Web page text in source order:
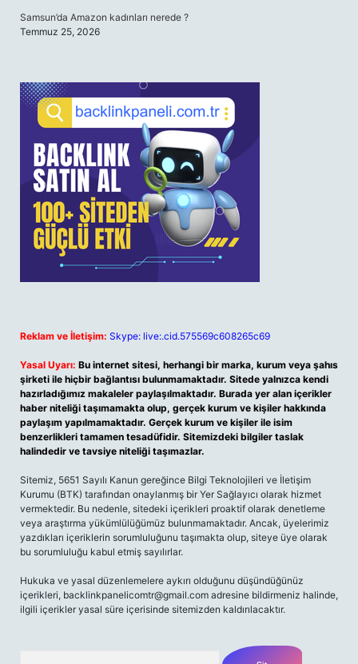
Samsun’da Amazon kadınları nerede ?
Temmuz 25, 2026
Reklam ve İletişim: Skype: live:.cid.575569c608265c69
Yasal Uyarı: Bu internet sitesi, herhangi bir marka, kurum veya şahıs
şirketi ile hiçbir bağlantısı bulunmamaktadır. Sitede yalnızca kendi
hazırladığımız makaleler paylaşılmaktadır. Burada yer alan içerikler
haber niteliği taşımamakta olup, gerçek kurum ve kişiler hakkında
paylaşım yapılmamaktadır. Gerçek kurum ve kişiler ile isim
benzerlikleri tamamen tesadüfidir. Sitemizdeki bilgiler taslak
halindedir ve tavsiye niteliği taşımazlar.
Sitemiz, 5651 Sayılı Kanun gereğince Bilgi Teknolojileri ve İletişim
Kurumu (BTK) tarafından onaylanmış bir Yer Sağlayıcı olarak hizmet
vermektedir. Bu nedenle, sitedeki içerikleri proaktif olarak denetleme
veya araştırma yükümlülüğümüz bulunmamaktadır. Ancak, üyelerimiz
yazdıkları içeriklerin sorumluluğunu taşımakta olup, siteye üye olarak
bu sorumluluğu kabul etmiş sayılırlar.
Hukuka ve yasal düzenlemelere aykırı olduğunu düşündüğünüz
içerikleri, backlinkpanelicomtr@gmail.com adresine bildirmeniz halinde,
ilgili içerikler yasal süre içerisinde sitemizden kaldırılacaktır.